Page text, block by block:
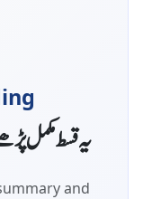
یہ قسط مکمل
and